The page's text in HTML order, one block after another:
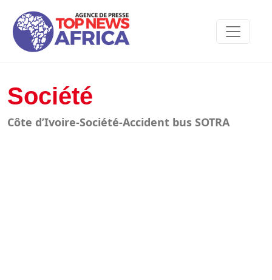
Société
Côte d’Ivoire-Société-Accident bus SOTRA